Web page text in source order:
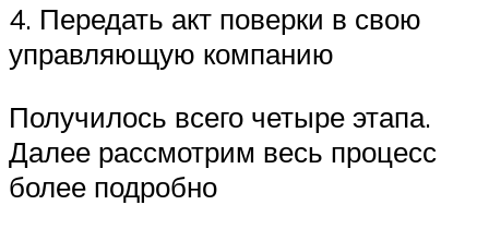
4. Передать акт поверки в свою
управляющую компанию
Получилось всего четыре этапа.
Далее рассмотрим весь процесс
более подробно